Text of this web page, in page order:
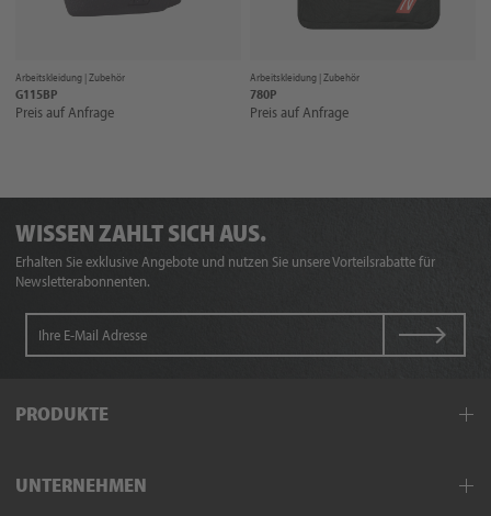
Arbeitskleidung |Zubehör
G115BP
Preis auf Anfrage
Arbeitskleidung |Zubehör
780P
Preis auf Anfrage
WISSEN ZAHLT SICH AUS.
Erhalten Sie exklusive Angebote und nutzen Sie unsere Vorteilsrabatte für
Newsletterabonnenten.
PRODUKTE
Schutzkleidung
UNTERNEHMEN